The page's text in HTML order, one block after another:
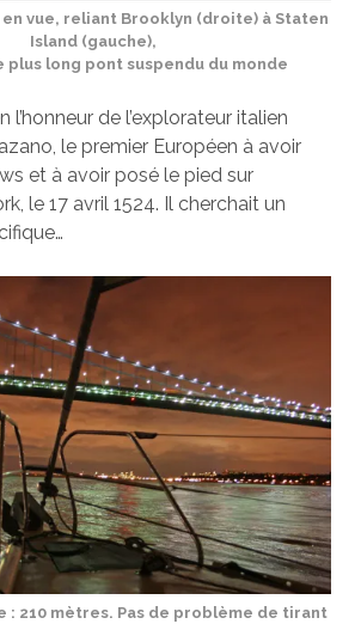
vue, reliant Brooklyn (droite) à Staten
Island (gauche),
plus long pont suspendu du monde
l’honneur de l’explorateur italien
le premier Européen à avoir
et à avoir posé le pied sur
le 17 avril 1524. Il cherchait un
: 210 mètres. Pas de problème de tirant